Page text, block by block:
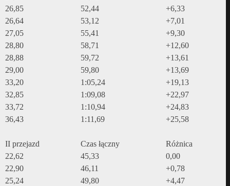
26,85
52,44
+6,33
26,64
53,12
+7,01
27,05
55,41
+9,30
28,80
58,71
+12,60
28,88
59,72
+13,61
29,00
59,80
+13,69
33,20
1:05,24
+19,13
32,85
1:09,08
+22,97
33,72
1:10,94
+24,83
36,43
1:11,69 +25,58
II przejazd Czas łączny
Różnica
22,62
45,33
0,00
22,90
46,11
+0,78
25,24
49,80
+4,47